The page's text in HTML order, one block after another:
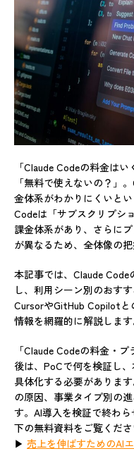
「Claude Codeの料金は
「無料で使えないの？」
金体系がわかりにくいと
Codeは「サブスクリプシ
課金体系があり、さらに
が異なるため、全体像の
本記事では、Claude
し、利用シーン別のおす
CursorやGitHub Copilotと
情報を網羅的に解説します
「Claude Codeの料金・
後は、PoCで何を検証し
具体化する必要がありま
の原因、事業タイプ別の
す。AI導入を検証で終わ
下の無料資料をご覧くださ
▶ 売上を伸ばすためのAI